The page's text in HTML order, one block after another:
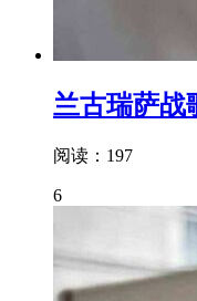
兰古瑞萨战
阅读：197
6